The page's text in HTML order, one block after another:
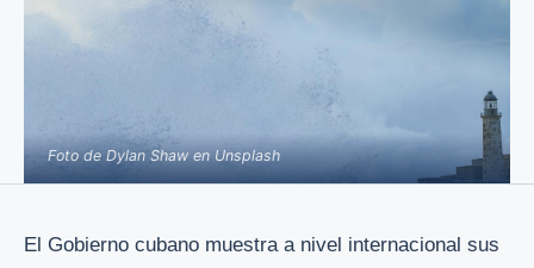
Foto de Dylan Shaw en Unsplash
El Gobierno cubano muestra a nivel internacional sus